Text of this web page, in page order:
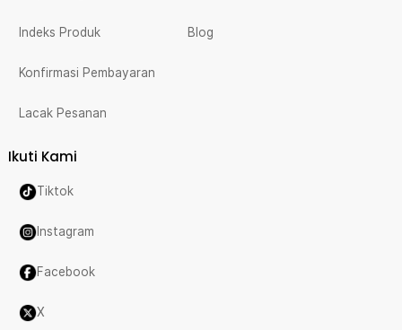
Indeks Produk
Konfirmasi Pembayaran
Lacak Pesanan
Blog
Ikuti Kami
Tiktok
Instagram
Facebook
X